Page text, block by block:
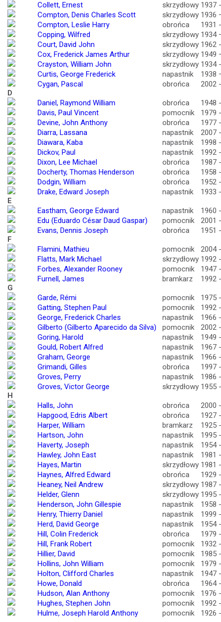
Collett, Ernest
skrzydłowy 1937
Compton, Denis Charles Scott
skrzydłowy 1936
Compton, Leslie Harry
obrońca
1931
Copping, Wilfred
skrzydłowy 1934
Court, David John
skrzydłowy 1962
Cox, Frederick James Arthur
skrzydłowy 1949
Crayston, William John
skrzydłowy 1934
Curtis, George Frederick
napastnik
1938
Cygan, Pascal
obrońca
2002
D
Daniel, Raymond William
obrońca
1948
Davis, Paul Vincent
pomocnik
1979
Devine, John Anthony
obrońca
1977
Diarra, Lassana
napastnik
2007
Diawara, Kaba
napastnik
1998
Dickov, Paul
napastnik
1992
Dixon, Lee Michael
obrońca
1987
Docherty, Thomas Henderson
obrońca
1958
Dodgin, William
obrońca
1952
Drake, Edward Joseph
napastnik
1933
E
Eastham, George Edward
napastnik
1960
Edu (Eduardo César Daud Gaspar)
pomocnik
2001
Evans, Dennis Joseph
obrońca
1951
F
Flamini, Mathieu
pomocnik
2004
Flatts, Mark Michael
skrzydłowy 1992
Forbes, Alexander Rooney
pomocnik
1947
Furnell, James
bramkarz
1992
G
Garde, Rémi
pomocnik
1975
Gatting, Stephen Paul
pomocnik
1992
George, Frederick Charles
napastnik
1966
Gilberto (Gilberto Aparecido da Silva)
pomocnik
2002
Goring, Harold
napastnik
1949
Gould, Robert Alfred
napastnik
1967
Graham, George
napastnik
1966
Grimandi, Gilles
obrońca
1997
Groves, Perry
napastnik
1986
Groves, Victor George
skrzydłowy 1955
H
Halls, John
obrońca
2000
Hapgood, Edris Albert
obrońca
1927
Harper, William
bramkarz
1925
Hartson, John
napastnik
1995
Haverty, Joseph
napastnik
1954
Hawley, John East
napastnik
1981
Hayes, Martin
skrzydłowy 1981
Haynes, Alfred Edward
obrońca
1929
Heaney, Neil Andrew
skrzydłowy 1987
Helder, Glenn
skrzydłowy 1995
Henderson, John Gillespie
napastnik
1958
Henry, Thierry Daniel
napastnik
1999
Herd, David George
napastnik
1954
Hill, Colin Frederick
obrońca
1979
Hill, Frank Robert
pomocnik
1932
Hillier, David
pomocnik
1985
Hollins, John William
pomocnik
1979
Holton, Clifford Charles
napastnik
1947
Howe, Donald
obrońca
1964
Hudson, Alan Anthony
pomocnik
1976
Hughes, Stephen John
pomocnik
1992
Hulme, Joseph Harold Anthony
pomocnik 1926